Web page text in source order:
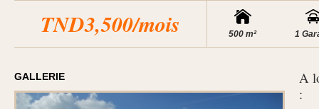
TND3,500/mois 500 m² 1
GALLERIE
A
: